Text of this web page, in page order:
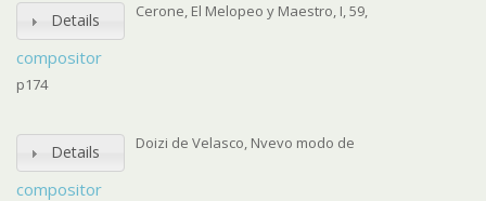
Details
compositor
Cerone, El Melopeo y Maestro, I, 59,
p174
Details
compositor
Doizi de Velasco, Nvevo modo de